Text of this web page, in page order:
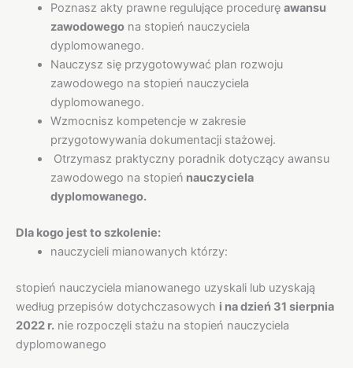
Poznasz akty prawne regulujące procedurę awansu
zawodowegona stopień nauczyciela
dyplomowanego.
Nauczysz się przygotowywać plan rozwoju
zawodowego na stopień nauczyciela
dyplomowanego.
Wzmocnisz kompetencje w zakresie
przygotowywania dokumentacji stażowej.
Otrzymasz praktyczny poradnik dotyczący awansu
zawodowego na stopień nauczyciela
dyplomowanego.
Dla kogo jest to szkolenie:
nauczycieli mianowanych którzy:
stopień nauczyciela mianowanego uzyskali lub uzyskają
według przepisów dotychczasowych i na dzień 31 sierpnia
2022 r. nie rozpoczęli stażu na stopień nauczyciela
dyplomowanego